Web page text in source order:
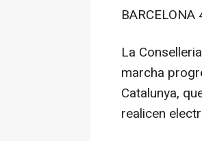
BARCELONA
La
marcha
Catalunya,
realicen